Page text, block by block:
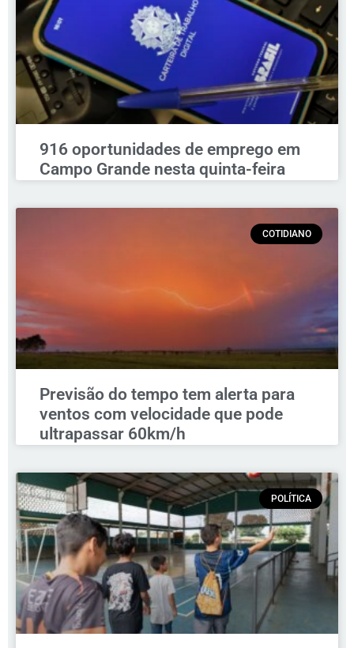
916 oportunidades de emprego em
Campo Grande nesta quinta-feira
COTIDIANO
Previsão do tempo tem alerta para
ventos com velocidade que pode
ultrapassar 60km/h
POLÍTICA